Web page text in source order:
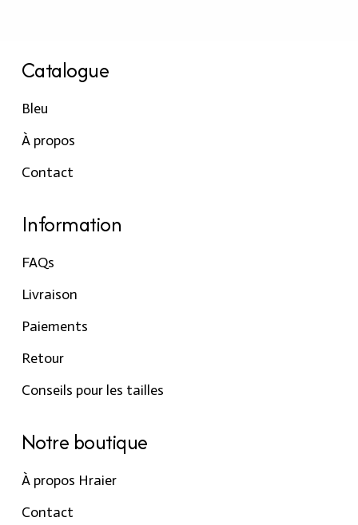
Catalogue
Bleu
À propos
Contact
Information
FAQs
Livraison
Paiements
Retour
Conseils pour les tailles
Notre boutique
À propos Hraier
Contact